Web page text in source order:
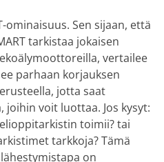
ominaisuus. Sen sijaan, että
tarkistaa jokaisen
vertailee
parhaan korjauksen
jotta saat
voit luottaa. Jos kysyt:
toimii? tai
tarkkoja? Tämä
on